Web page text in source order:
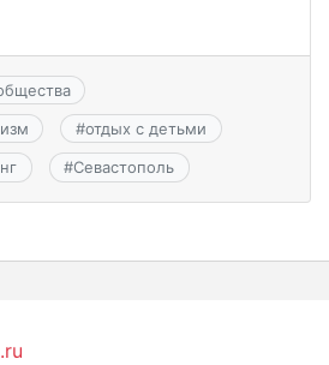
#отдых с детьми
#Севастополь